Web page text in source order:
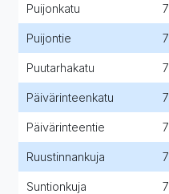
Puijonkatu
Puijontie
Puutarhakatu
Päivärinteenkatu
Päivärinteentie
Ruustinnankuja
Suntionkuja